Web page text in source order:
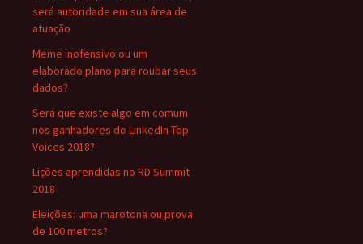
será autoridade em sua área de
atuação
Meme inofensivo ou um
elaborado plano para roubar seus
dados?
Será que existe algo em comum
nos ganhadores do LinkedIn Top
Voices 2018?
Lições aprendidas no RD Summit
2018
Eleições: uma marotona ou prova
de 100 metros?